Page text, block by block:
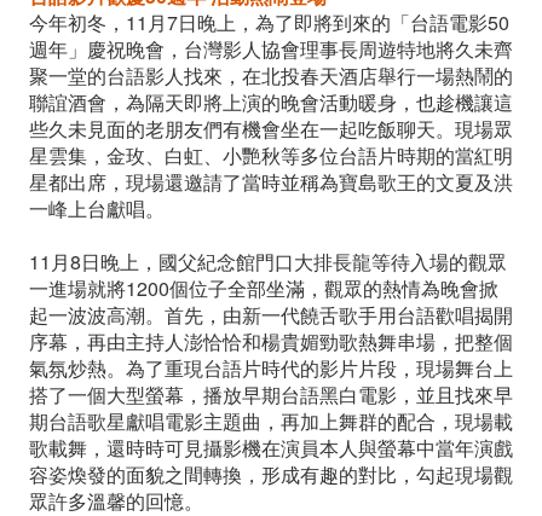
今年初冬，11月7日晚上，為了即將到來的「台語電影50
週年」慶祝晚會，台灣影人協會理事長周遊特地將久未齊
聚一堂的台語影人找來，在北投春天酒店舉行一場熱鬧的
聯誼酒會，為隔天即將上演的晚會活動暖身，也趁機讓這
些久未見面的老朋友們有機會坐在一起吃飯聊天。現場眾
星雲集，金玫、白虹、小艷秋等多位台語片時期的當紅明
星都出席，現場還邀請了當時並稱為寶島歌王的文夏及洪
一峰上台獻唱。
11月8日晚上，國父紀念館門口大排長龍等待入場的觀眾
一進場就將1200個位子全部坐滿，觀眾的熱情為晚會掀
起一波波高潮。首先，由新一代饒舌歌手用台語歡唱揭開
序幕，再由主持人澎恰恰和楊貴媚勁歌熱舞串場，把整個
氣氛炒熱。為了重現台語片時代的影片片段，現場舞台上
搭了一個大型螢幕，播放早期台語黑白電影，並且找來早
期台語歌星獻唱電影主題曲，再加上舞群的配合，現場載
歌載舞，還時時可見攝影機在演員本人與螢幕中當年演戲
容姿煥發的面貌之間轉換，形成有趣的對比，勾起現場觀
眾許多溫馨的回憶。